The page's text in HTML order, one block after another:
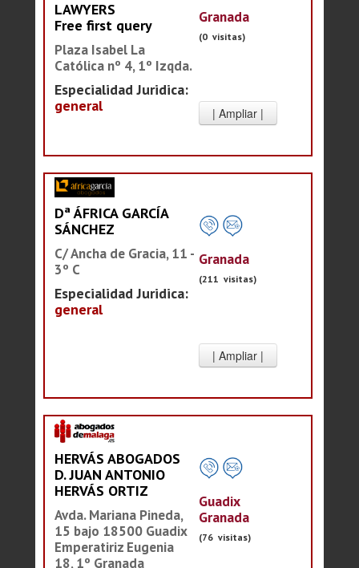
LAWYERS
Free first query
Plaza Isabel La
Católica nº 4, 1º Izqda.
Especialidad Juridica:
general
Granada
(0 visitas)
Dª ÁFRICA GARCÍA
SÁNCHEZ
C/ Ancha de Gracia, 11 -
3º C
Especialidad Juridica:
general
Granada
(211 visitas)
HERVÁS ABOGADOS
D. JUAN ANTONIO
HERVÁS ORTIZ
Avda. Mariana Pineda,
15 bajo 18500 Guadix
Emperatiriz Eugenia
18, 1º Granada
Guadix
Granada
(76 visitas)